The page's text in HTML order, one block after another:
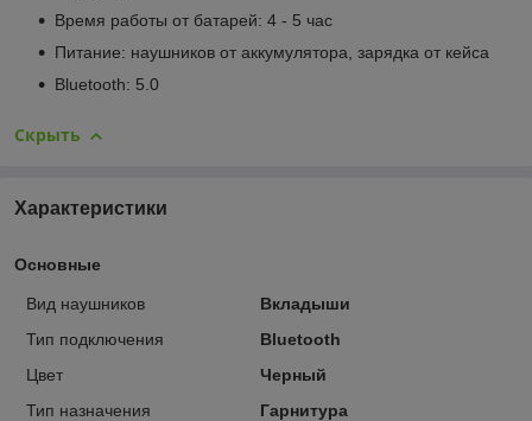
Время работы от батарей: 4 - 5 час
Питание: наушников от аккумулятора, зарядка от кейса
Bluetooth: 5.0
Скрыть
Характеристики
Основные
Вид наушников
Вкладыши
Тип подключения
Bluetooth
Цвет
Черный
Тип назначения
Гарнитура